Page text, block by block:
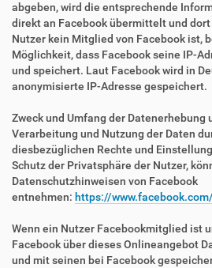
abgeben, wird die entsprechende
direkt an Facebook übermittelt und
Nutzer kein Mitglied von Facebook ist,
Möglichkeit, dass Facebook seine IP-
und speichert. Laut Facebook wird in
anonymisierte IP-Adresse gespeichert.
Zweck und Umfang der Datenerhebung
Verarbeitung und Nutzung der Daten
diesbezüglichen Rechte und
Schutz der Privatsphäre der Nutzer,
Datenschutzhinweisen von Facebook
entnehmen: https://
Wenn ein Nutzer Facebookmitglied ist
Facebook über dieses Onlineangebot
und mit seinen bei Facebook